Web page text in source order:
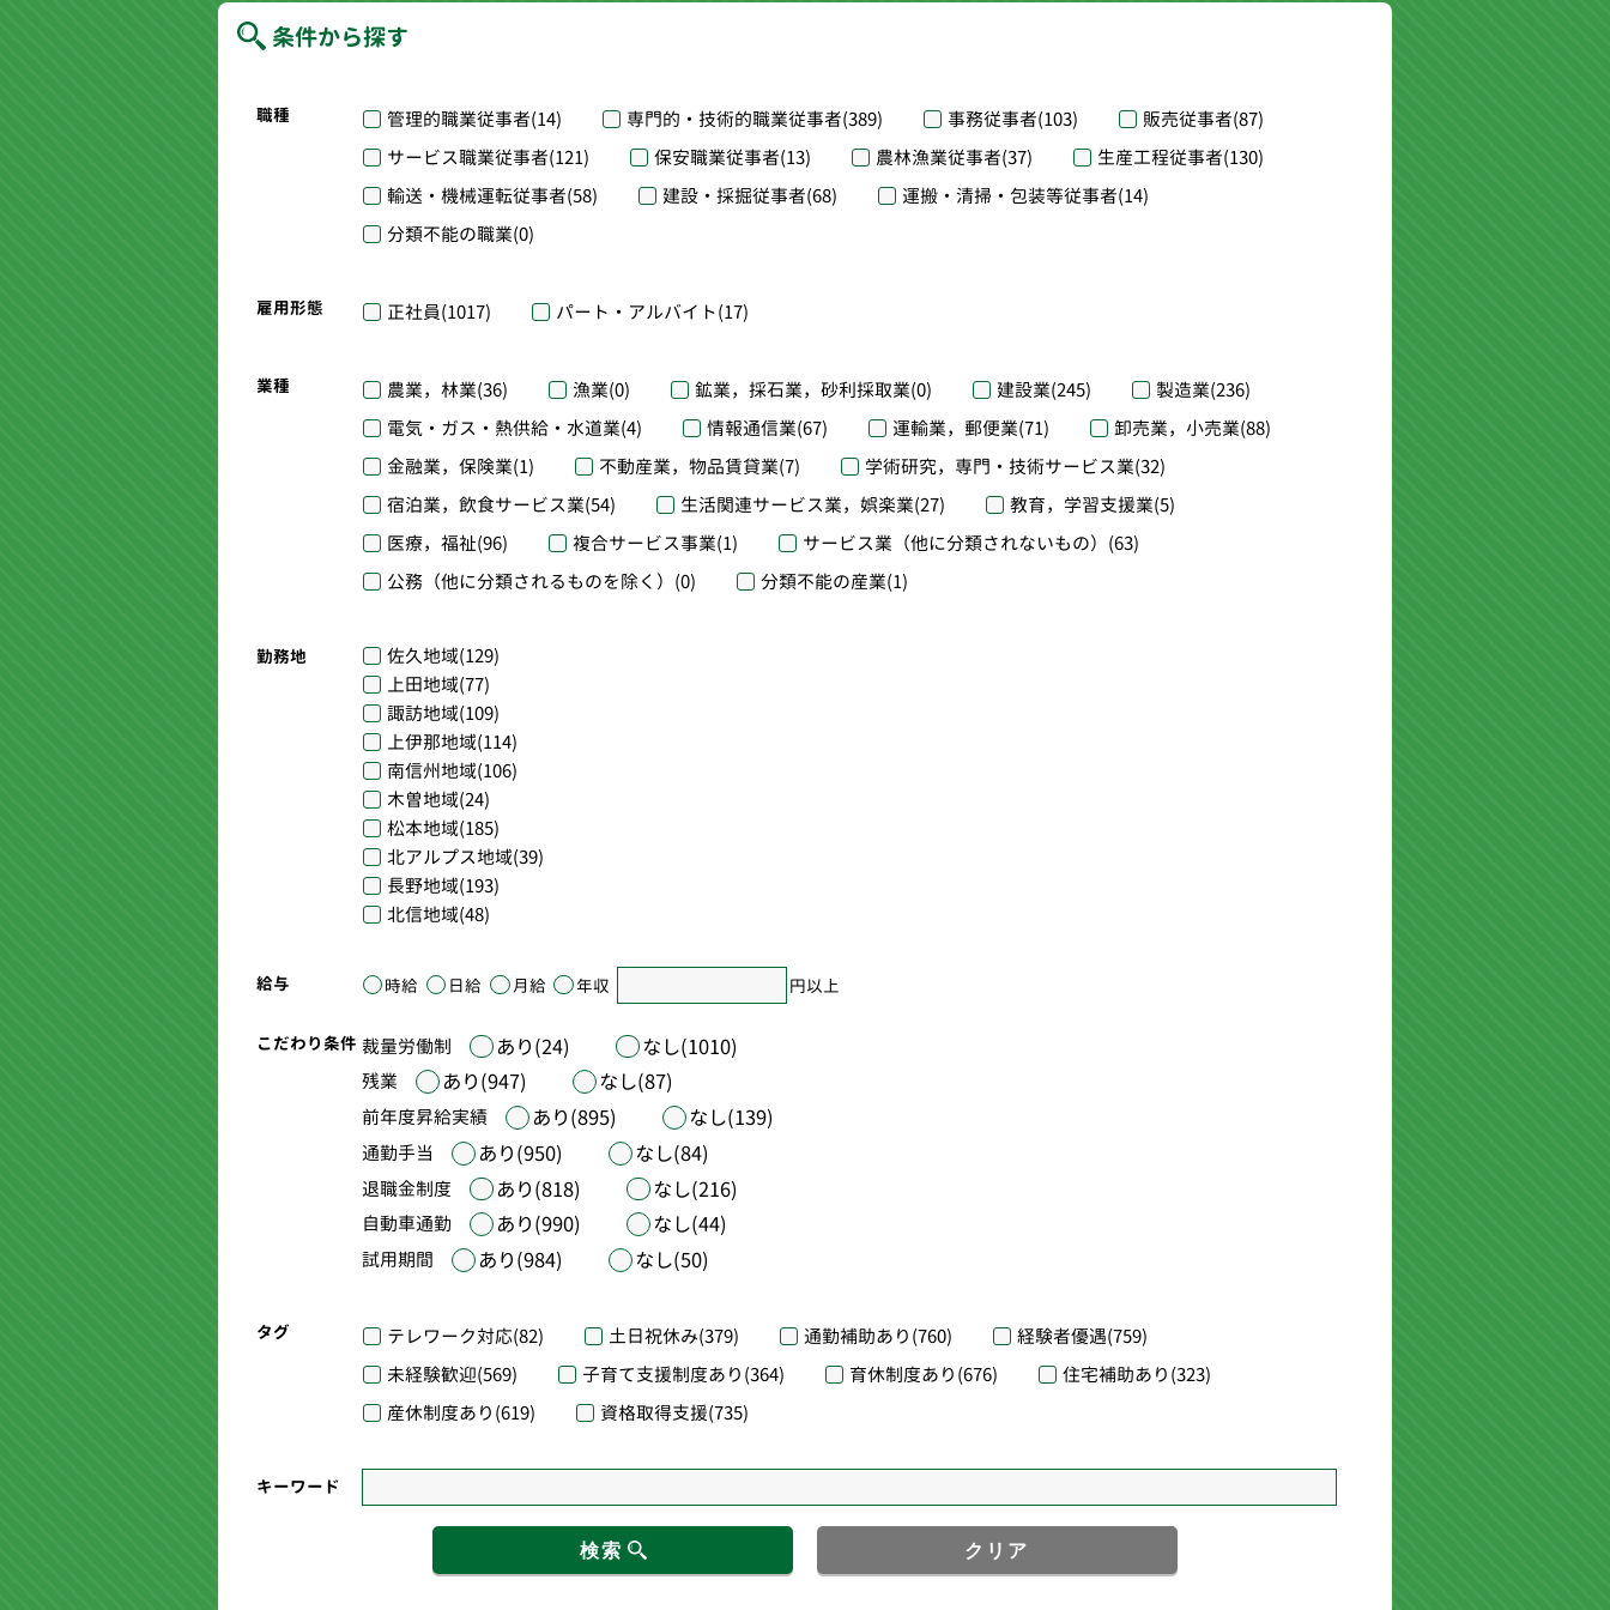
条件から探す
職種 管理的職業従事者(14) 専門的・技術的職業従事者(389) 事務従事者(103) 販売従事者(87)
サービス職業従事者(121) 保安職業従事者(13) 農林漁業従事者(37) 生産工程従事者(130)
輸送・機械運転従事者(58) 建設・採掘従事者(68) 運搬・清掃・包装等従事者(14)
分類不能の職業(0)
雇用形態 正社員(1017) パート・アルバイト(17)
業種 農業，林業(36) 漁業(0) 鉱業，採石業，砂利採取業(0) 建設業(245) 製造業(236)
電気・ガス・熱供給・水道業(4) 情報通信業(67) 運輸業，郵便業(71) 卸売業，小売業(88)
金融業，保険業(1) 不動産業，物品賃貸業(7) 学術研究，専門・技術サービス業(32)
宿泊業，飲食サービス業(54) 生活関連サービス業，娯楽業(27) 教育，学習支援業(5)
医療，福祉(96) 複合サービス事業(1) サービス業（他に分類されないもの） (63)
公務（他に分類されるものを除く） (0) 分類不能の産業(1)
勤務地 佐久地域(129)
上田地域(77)
諏訪地域(109)
上伊那地域(114)
南信州地域(106)
木曽地域(24)
松本地域(185)
北アルプス地域(39)
長野地域(193)
北信地域(48)
給与 時給 日給 月給 年収 円以上
こだわり条件 裁量労働制 あり(24) なし(1010)
残業 あり(947) なし(87)
前年度昇給実績 あり(895) なし(139)
通勤手当 あり(950) なし(84)
退職金制度 あり(818) なし(216)
自動車通勤 あり(990) なし(44)
試用期間 あり(984) なし(50)
タグ テレワーク対応(82) 土日祝休み(379) 通勤補助あり(760) 経験者優遇(759)
未経験歓迎(569) 子育て支援制度あり(364) 育休制度あり(676) 住宅補助あり(323)
産休制度あり(619) 資格取得支援(735)
キーワード
検索 クリア